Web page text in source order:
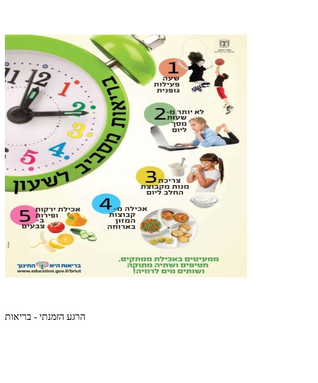
הרגע הזמנתי - בריאות